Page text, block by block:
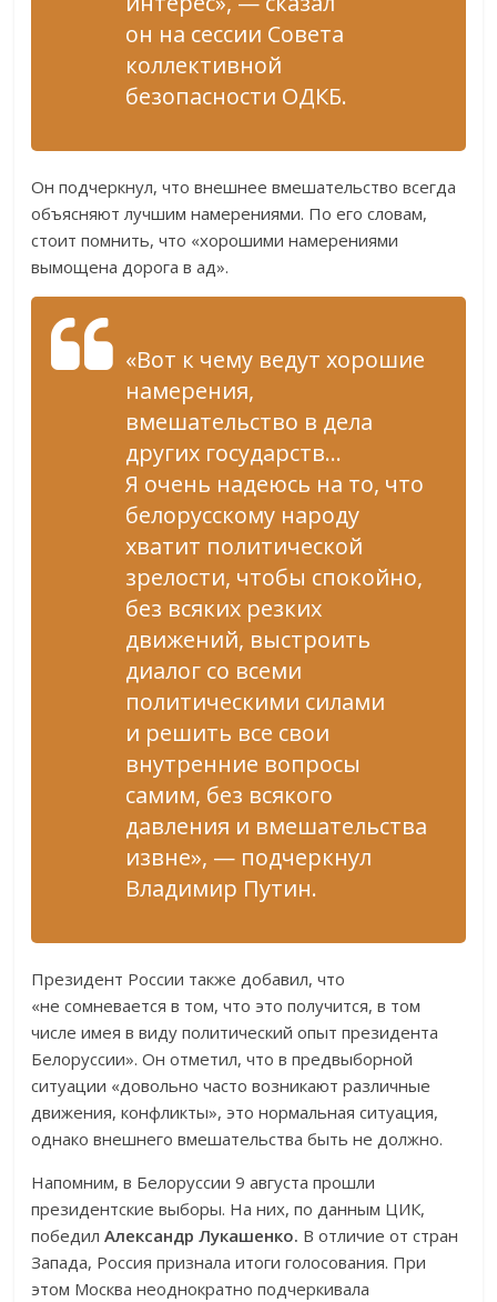
он на сессии Совета
коллективной
безопасности ОДКБ.
Он подчеркнул, что внешнее вмешательство всегда
объясняют лучшим намерениями. По его словам,
стоит помнить, что «хорошими намерениями
вымощена дорога в ад».
«Вот к чему ведут хорошие
намерения,
вмешательство в дела
других государств…
Я очень надеюсь на то, что
белорусскому народу
хватит политической
зрелости, чтобы спокойно,
без всяких резких
движений, выстроить
диалог со всеми
политическими силами
и решить все свои
внутренние вопросы
самим, без всякого
давления и вмешательства
извне», — подчеркнул
Владимир Путин.
Президент России также добавил, что
«не сомневается в том, что это получится, в том
числе имея в виду политический опыт президента
Белоруссии». Он отметил, что в предвыборной
ситуации «довольно часто возникают различные
движения, конфликты», это нормальная ситуация,
однако внешнего вмешательства быть не должно.
Напомним, в Белоруссии 9 августа прошли
президентские выборы. На них, по данным ЦИК,
победилАлександр Лукашенко. В отличие от стран
Запада, Россия признала итоги голосования. При
этом Москва неоднократно подчеркивала